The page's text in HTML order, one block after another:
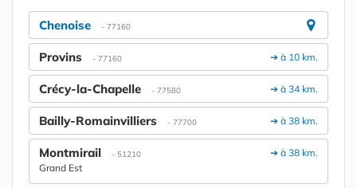
Chenoise - 77160
➔ à 10 km.
Provins - 77160
➔ à 34 km.
Crécy-la-Chapelle - 77580
➔ à 38 km.
Bailly-Romainvilliers - 77700
➔ à 38 km.
Montmirail - 51210
Grand Est